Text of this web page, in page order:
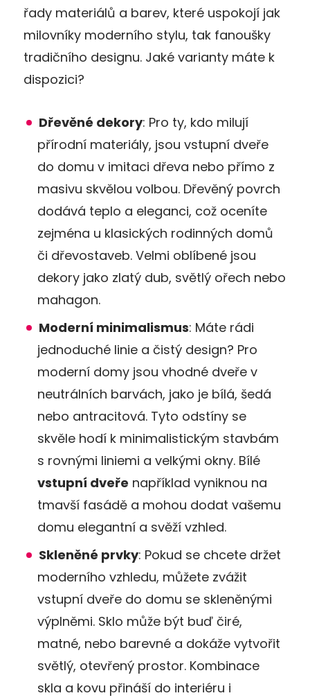
řady materiálů a barev, které uspokojí jak
milovníky moderního stylu, tak fanoušky
tradičního designu. Jaké varianty máte k
dispozici?
Dřevěné dekory: Pro ty, kdo milují
přírodní materiály, jsou vstupní dveře
do domu v imitaci dřeva nebo přímo z
masivu skvělou volbou. Dřevěný povrch
dodává teplo a eleganci, což oceníte
zejména u klasických rodinných domů
či dřevostaveb. Velmi oblíbené jsou
dekory jako zlatý dub, světlý ořech nebo
mahagon.
Moderní minimalismus: Máte rádi
jednoduché linie a čistý design? Pro
moderní domy jsou vhodné dveře v
neutrálních barvách, jako je bílá, šedá
nebo antracitová. Tyto odstíny se
skvěle hodí k minimalistickým stavbám
s rovnými liniemi a velkými okny. Bílé
vstupní dveře například vyniknou na
tmavší fasádě a mohou dodat vašemu
domu elegantní a svěží vzhled​​.
Skleněné prvky: Pokud se chcete držet
moderního vzhledu, můžete zvážit
vstupní dveře do domu se skleněnými
výplněmi. Sklo může být buď čiré,
matné, nebo barevné a dokáže vytvořit
světlý, otevřený prostor. Kombinace
skla a kovu přináší do interiéru i